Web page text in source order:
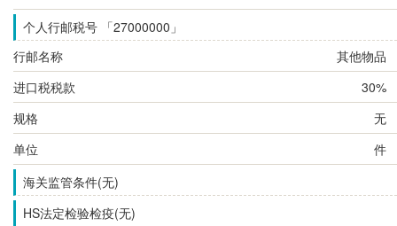
个人行邮税号 「27000000」
行邮名称
其他物品
进口税税款
30%
规格
无
单位
件
海关监管条件(无)
HS法定检验检疫(无)